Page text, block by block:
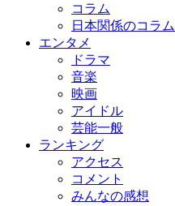
コラム
日本関係のコラム
エンタメ
ドラマ
音楽
映画
アイドル
芸能一般
ランキング
アクセス
コメント
みんなの感想